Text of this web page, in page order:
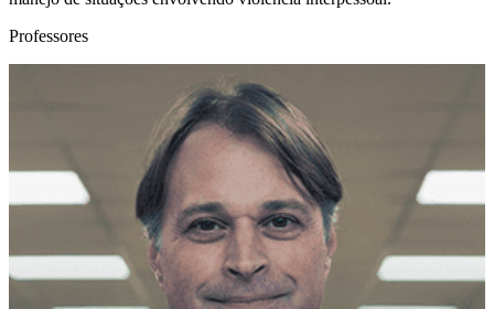
Professores